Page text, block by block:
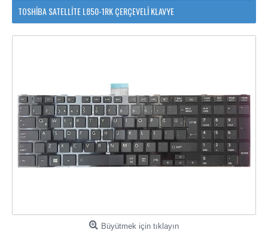
TOSHIBA SATELLITE L850-1RK ÇERÇEVELI KLAVYE
Büyütmek için tıklayın